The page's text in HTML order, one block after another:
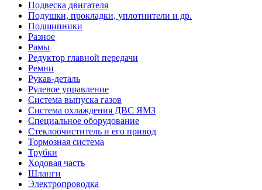
Подвеска двигателя
Подушки, прокладки, уплотнители и др.
Подшипники
Разное
Рамы
Редуктор главной передачи
Ремни
Рукав-деталь
Рулевое управление
Система выпуска газов
Система охлаждения ДВС ЯМЗ
Специальное оборудование
Стеклоочиститель и его привод
Тормозная система
Трубки
Ходовая часть
Шланги
Электропроводка